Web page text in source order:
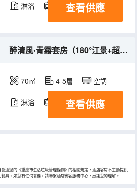
淋浴 電視機 冰箱
查看供應
醉清風•青霧套房（180°江景+超大露台）
70㎡ 4-5層 空調
淋浴 電視機 冰箱
查看供應
通過的《重慶市生活垃圾管理條例》的相關規定，酒店客房不主動提供
具。如您有任何需要，請聯繫酒店賓客服務中心，感謝您的理解。